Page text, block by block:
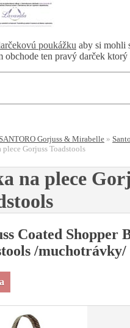
poukážku aby si mohli
obchode ten pravý darček
SANTORO Gorjuss & Mirabelle »
plece Gorjuss Toadstools
na plece
Coated Shopper
/muchotrávky/